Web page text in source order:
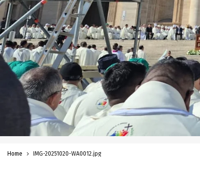
Home IMG-20251020-WA0012.jpg